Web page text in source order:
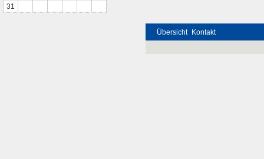
31
Übersicht Kontakt